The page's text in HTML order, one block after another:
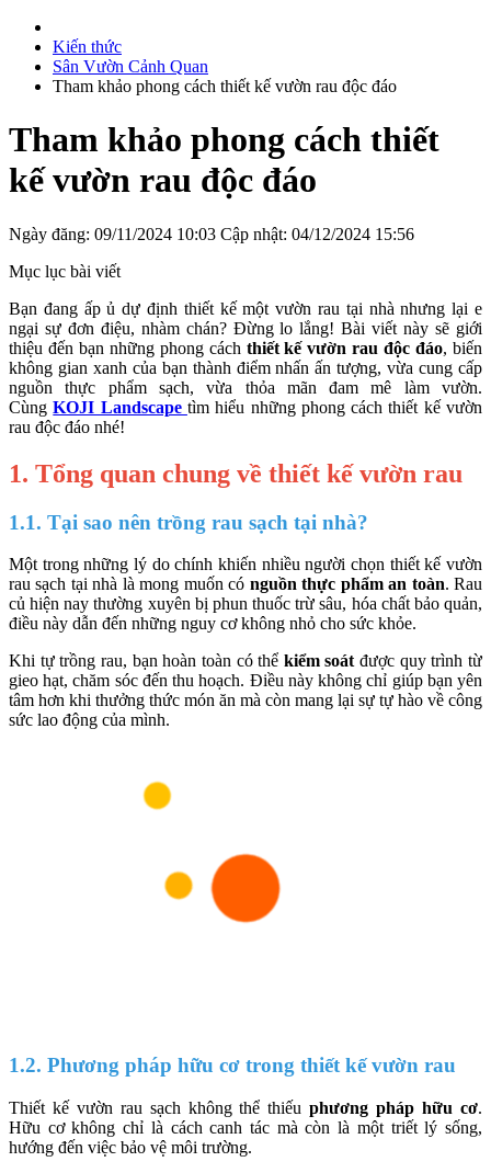
Kiến thức
Sân Vườn Cảnh Quan
Tham khảo phong cách thiết kế vườn rau độc đáo
Tham khảo phong cách thiết
kế vườn rau độc đáo
Ngày đăng: 09/11/2024 10:03 Cập nhật: 04/12/2024 15:56
Mục lục bài viết
Bạn đang ấp ủ dự định thiết kế một vườn rau tại nhà nhưng lại e
ngại sự đơn điệu, nhàm chán? Đừng lo lắng! Bài viết này sẽ giới
thiệu đến bạn những phong cách thiết kế vườn rau độc đáo, biến
không gian xanh của bạn thành điểm nhấn ấn tượng, vừa cung cấp
nguồn thực phẩm sạch, vừa thỏa mãn đam mê làm vườn.
CùngKOJI Landscape tìm hiểu những phong cách thiết kế vườn
rau độc đáo nhé!
1. Tổng quan chung về thiết kế vườn rau
1.1. Tại sao nên trồng rau sạch tại nhà?
Một trong những lý do chính khiến nhiều người chọn thiết kế vườn
rau sạch tại nhà là mong muốn có nguồn thực phẩm an toàn. Rau
củ hiện nay thường xuyên bị phun thuốc trừ sâu, hóa chất bảo quản,
điều này dẫn đến những nguy cơ không nhỏ cho sức khỏe.
Khi tự trồng rau, bạn hoàn toàn có thể kiểm soátđược quy trình từ
gieo hạt, chăm sóc đến thu hoạch. Điều này không chỉ giúp bạn yên
tâm hơn khi thưởng thức món ăn mà còn mang lại sự tự hào về công
sức lao động của mình.
1.2. Phương pháp hữu cơ trong thiết kế vườn rau
Thiết kế vườn rau sạch không thể thiếuphương pháp hữu cơ.
Hữu cơ không chỉ là cách canh tác mà còn là một triết lý sống,
hướng đến việc bảo vệ môi trường.